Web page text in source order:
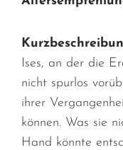
Ises, an der die
nicht spurlos
ihrer
können. Was sie
Hand könnte